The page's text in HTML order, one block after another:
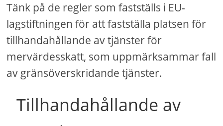
Tänk på de regler som fastställs i EU-
lagstiftningen för att fastställa platsen för
tillhandahållande av tjänster för
mervärdesskatt, som uppmärksammar fall
av gränsöverskridande tjänster.
Tillhandahållande av